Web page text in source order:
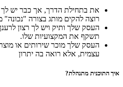
את בתחילת הדרך, אך כבר יש לך
רוצה להקים מותג בצורה
העסק שלך ותיק ויש לך רצון
תשקף את המקצועיות שלו.
העסק שלך מוכר שירותים או
עצמית, אלא רואה בה יתרון
איך התוכנית מתנהלת?